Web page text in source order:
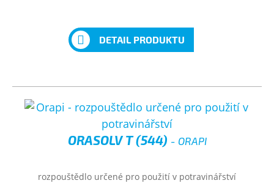
DETAIL PRODUKTU
ORASOLV T (544) - ORAPI
rozpouštědlo určené pro použití v potravinářství